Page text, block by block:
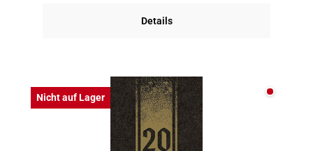
Details
Nicht auf Lager Nicht